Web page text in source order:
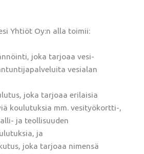
Yhtiöt Oy:n alla toimii:
joka tarjoaa vesi-
vesialan
joka tarjoaa erilaisia
koulutuksia mm. vesityökortti-,
ja teollisuuden
ja
joka tarjoaa nimensä